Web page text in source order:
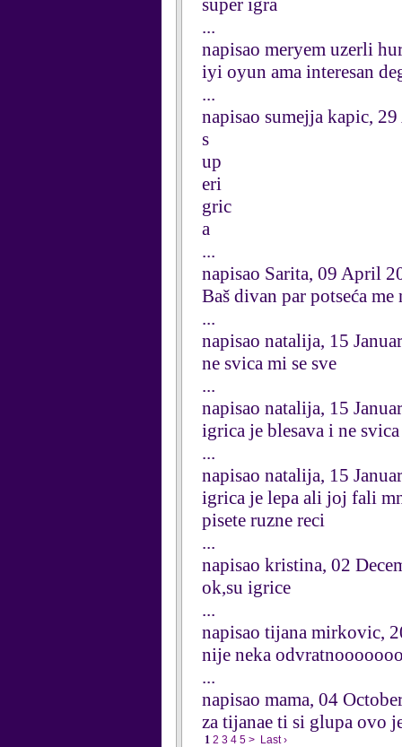
super igra
...
napisao meryem uzerli
iyi oyun ama interesan
...
napisao sumejja kapic,
s
up
eri
gric
a
...
napisao Sarita, 09 April
Baš divan par potseća
...
napisao natalija, 15
ne svica mi se sve
...
napisao natalija, 15
igrica je blesava i ne
...
napisao natalija, 15
igrica je lepa ali joj fali
pisete ruzne reci
...
napisao kristina, 02
ok,su igrice
...
napisao tijana mirkovic,
nije neka
...
napisao mama, 04
za tijanae ti si glupa ovo
1 2 3 4 5 > Last ›